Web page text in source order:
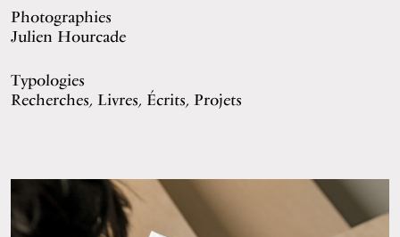
Photographies
Julien Hourcade
Typologies
Recherches, Livres, Écrits, Projets